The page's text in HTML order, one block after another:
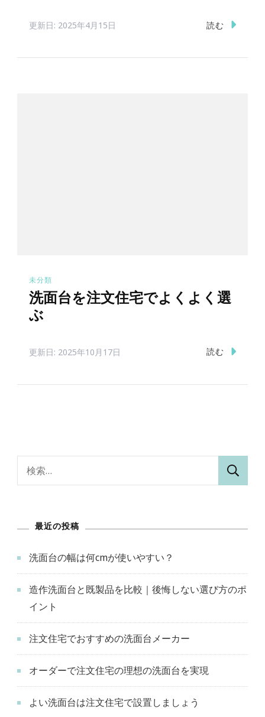
更新日: 2025年4月15日 読む
未分類
洗面台を注文住宅でよくよく選
ぶ
更新日: 2025年10月17日 読む
最近の投稿
洗面台の幅は何cmが使いやすい？
造作洗面台と既製品を比較｜後悔しない選び方のポ
イント
注文住宅でおすすめの洗面台メーカー
オーダーで注文住宅の理想の洗面台を実現
よい洗面台は注文住宅で設置しましょう